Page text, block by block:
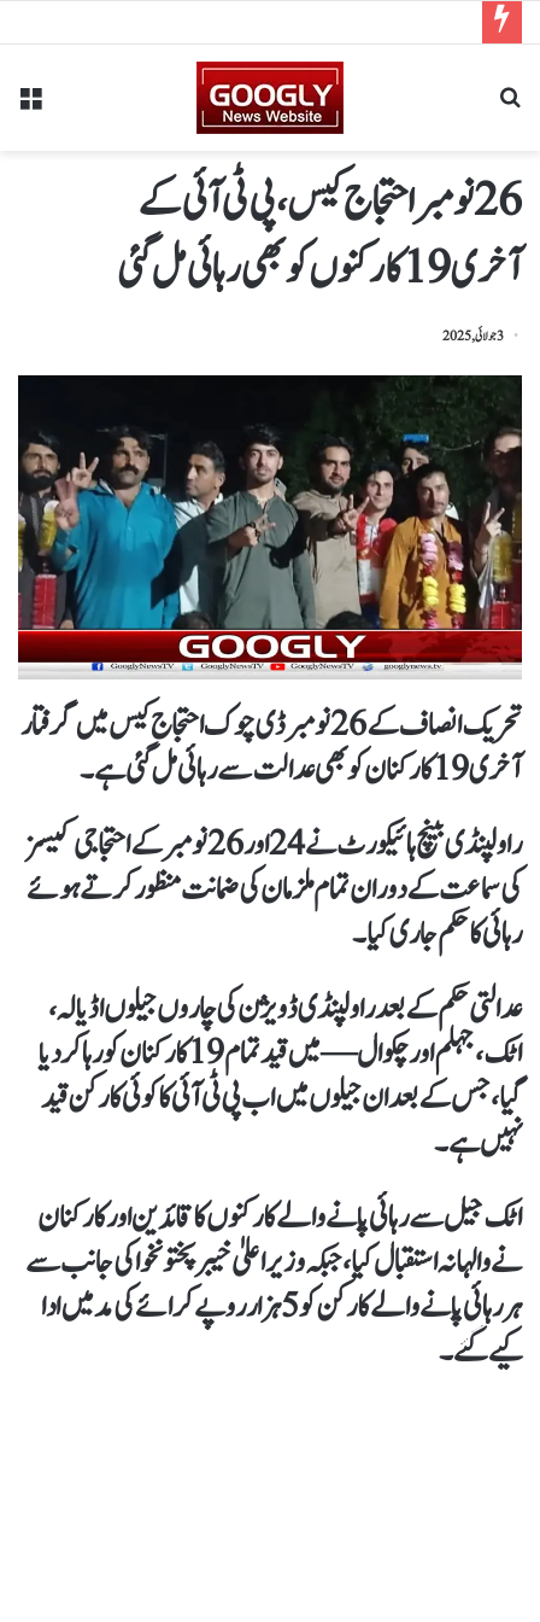
26نومبراحتجاج کیس،پی ٹی آئی کے
آخری 19کارکنوں کوبھی رہائی مل گئی
3 جولائی, 2025
تحریک انصاف کے 26 نومبر ڈی چوک احتجاج کیس میں گرفتار
آخری 19 کارکنان کو بھی عدالت سے رہائی مل گئی ہے۔
راولپنڈی بینچ ہائیکورٹ نے 24 اور 26 نومبر کے احتجاجی کیسز
کی سماعت کے دوران تمام ملزمان کی ضمانت منظور کرتے ہوئے
رہائی کا حکم جاری کیا۔
عدالتی حکم کے بعد راولپنڈی ڈویژن کی چاروں جیلوں اڈیالہ،
اٹک، جہلم اور چکوال — میں قید تمام 19 کارکنان کو رہا کر دیا
گیا، جس کے بعد ان جیلوں میں اب پی ٹی آئی کا کوئی کارکن قید
نہیں ہے۔
اٹک جیل سے رہائی پانے والے کارکنوں کا قائدین اور کارکنان
نے والہانہ استقبال کیا، جبکہ وزیراعلیٰ خیبرپختونخوا کی جانب سے
ہر رہائی پانے والے کارکن کو 5 ہزار روپے کرائے کی مد میں ادا
کیے گئے۔